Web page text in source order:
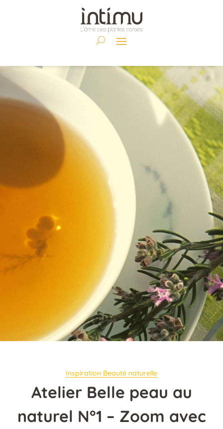
Inspiration Beauté naturelle
Atelier Belle peau au
naturel N°1 – Zoom avec